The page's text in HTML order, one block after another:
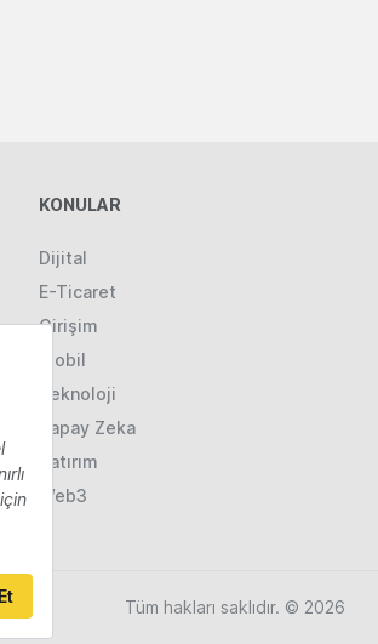
KONULAR
Dijital
E-Ticaret
Girişim
Mobil
Teknoloji
Yapay Zeka
Yatırım
Web3
Tüm hakları saklıdır. © 2026